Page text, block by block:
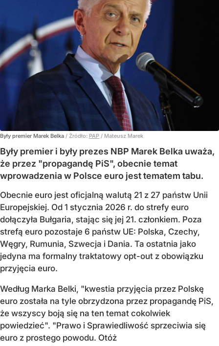
Były premier Marek Belka / Źródło: PAP / Mateusz Marek
Były premier i były prezes NBP Marek Belka uważa,
że przez "propagandę PiS", obecnie temat
wprowadzenia w Polsce euro jest tematem tabu.
Obecnie euro jest oficjalną walutą 21 z 27 państw Unii
Europejskiej. Od 1 stycznia 2026 r. do strefy euro
dołączyła Bułgaria, stając się jej 21. członkiem. Poza
strefą euro pozostaje 6 państw UE: Polska, Czechy,
Węgry, Rumunia, Szwecja i Dania. Ta ostatnia jako
jedyna ma formalny traktatowy opt-out z obowiązku
przyjęcia euro.
Według Marka Belki, "kwestia przyjęcia przez Polskę
euro została na tyle obrzydzona przez propagandę PiS,
że wszyscy boją się na ten temat cokolwiek
powiedzieć". "Prawo i Sprawiedliwość sprzeciwia się
euro z prostego powodu. Otóż